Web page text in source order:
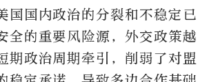
国国内政治的分裂和不稳定已
全的重要风险源，外交政策越
期政治周期牵引，削弱了对盟